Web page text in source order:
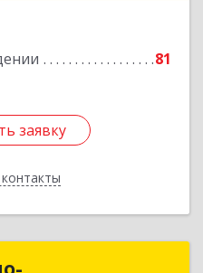
81
заявку
заявку